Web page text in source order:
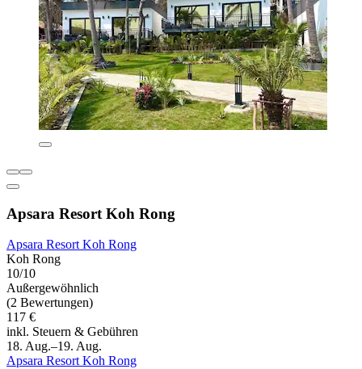
Apsara Resort Koh Rong
Apsara Resort Koh Rong
Koh Rong
10/10
Außergewöhnlich
(2 Bewertungen)
117 €
inkl. Steuern & Gebühren
18. Aug.–19. Aug.
Apsara Resort Koh Rong